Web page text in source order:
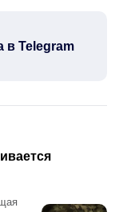
в Telegram